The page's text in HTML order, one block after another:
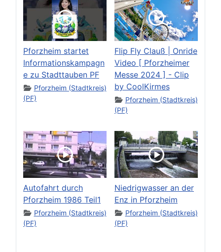
Pforzheim startet
Informationskampagn
e zu Stadttauben PF
Pforzheim (Stadtkreis)
(PF)
Flip Fly Clauß | Onride
Video [ Pforzheimer
Messe 2024 ] - Clip
by CoolKirmes
Pforzheim (Stadtkreis)
(PF)
Autofahrt durch
Pforzheim 1986 Teil1
Pforzheim (Stadtkreis)
(PF)
Niedrigwasser an der
Enz in Pforzheim
Pforzheim (Stadtkreis)
(PF)